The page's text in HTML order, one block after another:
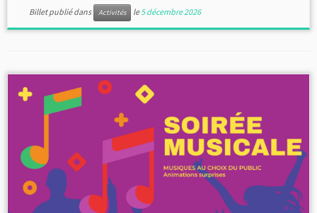
Billet publié dans Activités le5 décembre 2026